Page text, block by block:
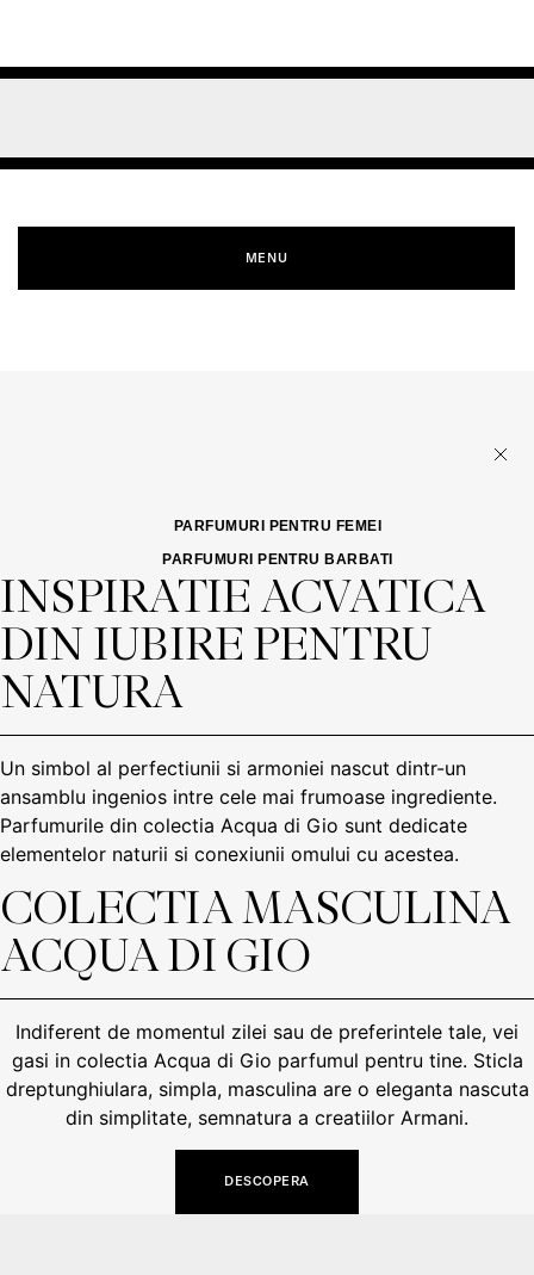
MENU
PARFUMURI PENTRU FEMEI
PARFUMURI PENTRU BARBATI
INSPIRATIE ACVATICA
DIN IUBIRE PENTRU
NATURA
Un simbol al perfectiunii si armoniei nascut dintr-un
ansamblu ingenios intre cele mai frumoase ingrediente.
Parfumurile din colectia Acqua di Gio sunt dedicate
elementelor naturii si conexiunii omului cu acestea.
COLECTIA MASCULINA
ACQUA DI GIO
Indiferent de momentul zilei sau de preferintele tale, vei
gasi in colectia Acqua di Gio parfumul pentru tine. Sticla
dreptunghiulara, simpla, masculina are o eleganta nascuta
din simplitate, semnatura a creatiilor Armani.
DESCOPERA